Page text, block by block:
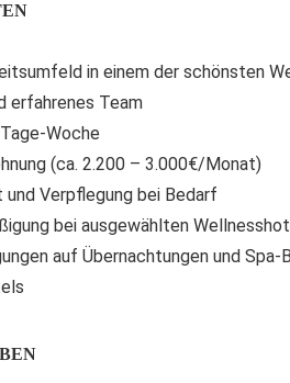
in einem der schönsten
erfahrenes Team
Woche
(ca. 2.200 – 3.000€/Monat)
Verpflegung bei Bedarf
bei ausgewählten
auf Übernachtungen und Spa-